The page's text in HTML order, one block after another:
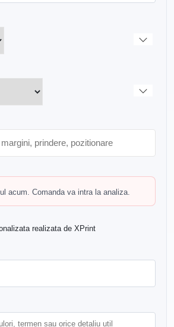
acum. Comanda va intra la analiza.
realizata de XPrint